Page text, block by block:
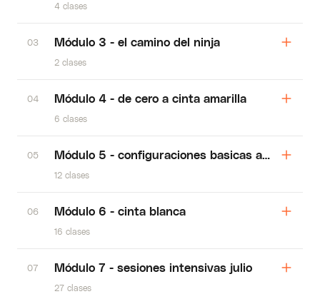
4 clases
03 Módulo 3 - el camino del ninja
2 clases
04 Módulo 4 - de cero a cinta amarilla
6 clases
05 Módulo 5 - configuraciones basicas anuncios
12 clases
06 Módulo 6 - cinta blanca
16 clases
07 Módulo 7 - sesiones intensivas julio
27 clases